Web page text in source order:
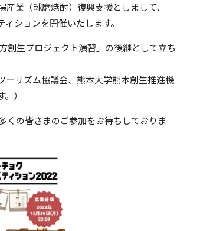
業（球磨焼酎）復興支援としまして、
ションを開催いたします。
創生プロジェクト演習」の後継として立ち
ーリズム協議会、熊本大学熊本創生推進機
）
くの皆さまのご参加をお待ちしておりま